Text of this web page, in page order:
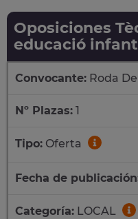
Oposiciones
educació
Convocante: Roda
Nº Plazas: 1
Tipo: Oferta
Fecha de
Categoría: LOCAL